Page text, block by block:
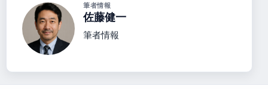
筆者情報
佐藤健一
筆者情報